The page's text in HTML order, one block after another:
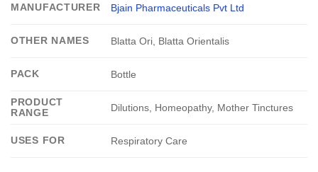
MANUFACTURER Bjain Pharmaceuticals Pvt Ltd
OTHER NAMES Blatta Ori, Blatta Orientalis
PACK Bottle
PRODUCT
RANGE
Dilutions, Homeopathy, Mother Tinctures
USES FOR Respiratory Care